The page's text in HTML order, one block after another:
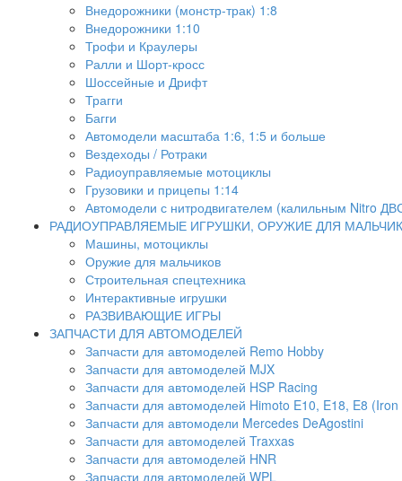
Внедорожники (монстр-трак) 1:8
Внедорожники 1:10
Трофи и Краулеры
Ралли и Шорт-кросс
Шоссейные и Дрифт
Трагги
Багги
Автомодели масштаба 1:6, 1:5 и больше
Вездеходы / Ротраки
Радиоуправляемые мотоциклы
Грузовики и прицепы 1:14
Автомодели с нитродвигателем (калильным Nitro
РАДИОУПРАВЛЯЕМЫЕ ИГРУШКИ, ОРУЖИЕ ДЛЯ
Машины, мотоциклы
Оружие для мальчиков
Строительная спецтехника
Интерактивные игрушки
РАЗВИВАЮЩИЕ ИГРЫ
ЗАПЧАСТИ ДЛЯ АВТОМОДЕЛЕЙ
Запчасти для автомоделей Remo Hobby
Запчасти для автомоделей MJX
Запчасти для автомоделей HSP Racing
Запчасти для автомоделей Himoto E10, E18, E8
Запчасти для автомодели Mercedes DeAgostini
Запчасти для автомоделей Traxxas
Запчасти для автомоделей HNR
Запчасти для автомоделей WPL